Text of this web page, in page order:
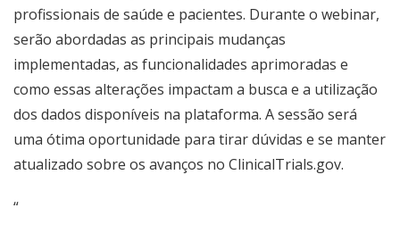
profissionais de saúde e pacientes. Durante o webinar,
serão abordadas as principais mudanças
implementadas, as funcionalidades aprimoradas e
como essas alterações impactam a busca e a utilização
dos dados disponíveis na plataforma. A sessão será
uma ótima oportunidade para tirar dúvidas e se manter
atualizado sobre os avanços no ClinicalTrials.gov.
“